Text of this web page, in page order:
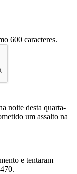
600 caracteres.
noite desta quarta-
um assalto na
e tentaram